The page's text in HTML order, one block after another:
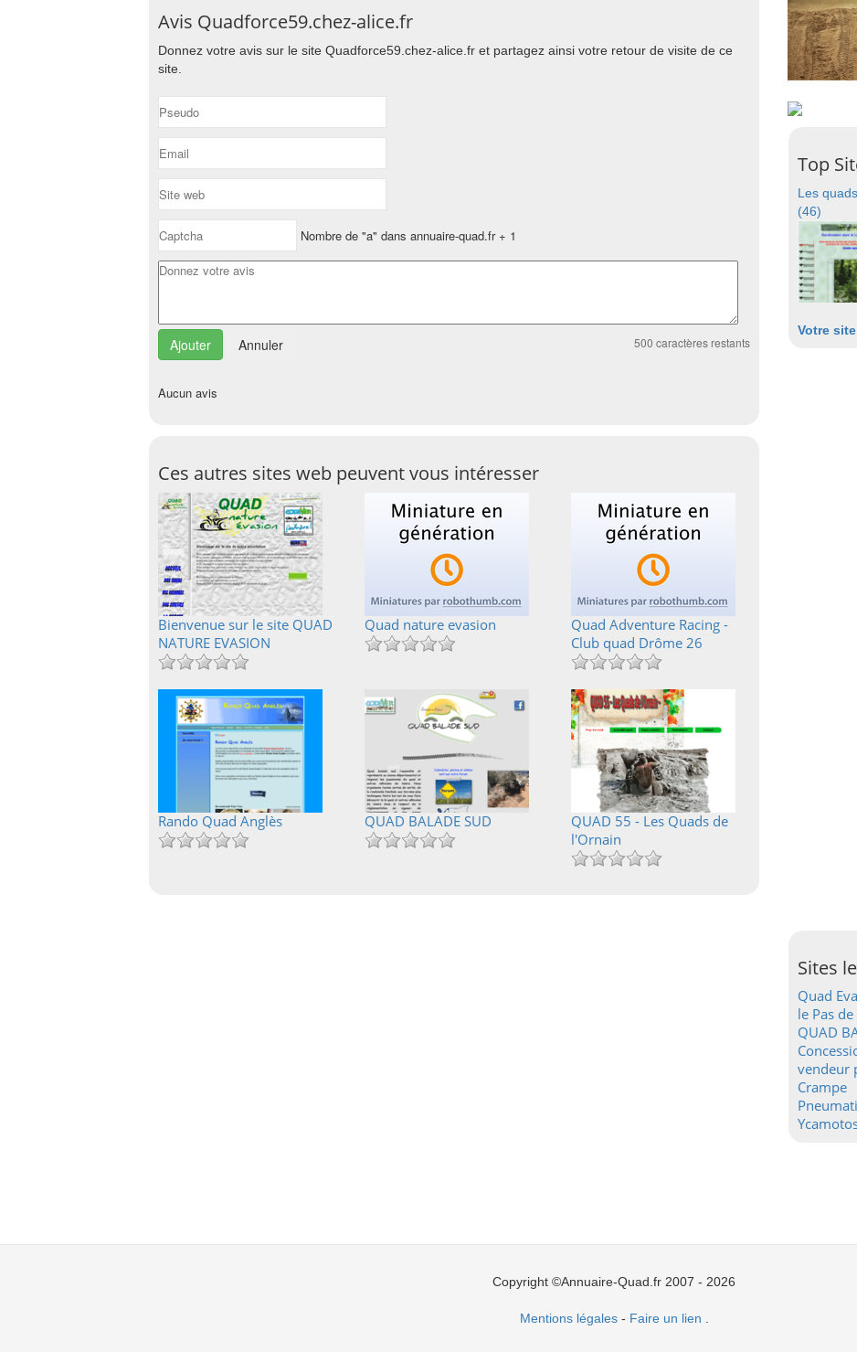
Avis Quadforce59.chez-alice.fr
Donnez votre avis sur le site Quadforce59.chez-alice.fr et partagez ainsi votre retour de visite de ce
site.
Nombre de "a" dans annuaire-quad.fr + 1
Annuler 500 caractères restants
Aucun avis
Ces autres sites web peuvent vous intéresser
Bienvenue sur le site QUAD
NATURE EVASION
Quad nature evasion
Quad Adventure Racing -
Club quad Drôme 26
Rando Quad Anglès QUAD BALADE SUD
QUAD 55 - Les Quads de
l'Ornain
Top
Les
(46)
Votre
Sites
Quad
le Pas
QUAD
vendeur
Crampe
Copyright ©Annuaire-Quad.fr 2007 - 2026
Mentions légales- Faire un lien